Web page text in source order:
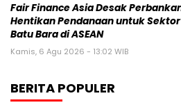
Fair Finance Asia Desak
Hentikan Pendanaan untuk Sektor
Batu Bara di ASEAN
Kamis, 6 Agu 2026 - 13:02 WIB
BERITA POPULER